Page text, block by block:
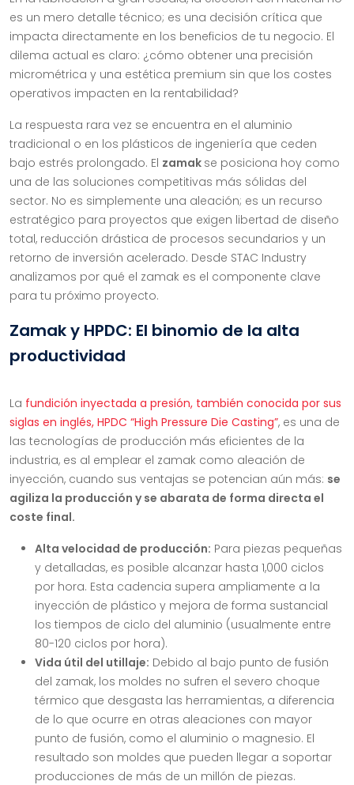
es un mero detalle técnico; es una decisión crítica que
impacta directamente en los beneficios de tu negocio. El
dilema actual es claro: ¿cómo obtener una precisión
micrométrica y una estética premium sin que los costes
operativos impacten en la rentabilidad?
La respuesta rara vez se encuentra en el aluminio
tradicional o en los plásticos de ingeniería que ceden
bajo estrés prolongado. El zamak se posiciona hoy como
una de las soluciones competitivas más sólidas del
sector. No es simplemente una aleación; es un recurso
estratégico para proyectos que exigen libertad de diseño
total, reducción drástica de procesos secundarios y un
retorno de inversión acelerado. Desde STAC Industry
analizamos por qué el zamak es el componente clave
para tu próximo proyecto.
Zamak y HPDC: El binomio de la alta
productividad
La fundición inyectada a presión, también conocida por sus
siglas en inglés, HPDC “High Pressure Die Casting”, es una de
las tecnologías de producción más eficientes de la
industria, es al emplear el zamak como aleación de
inyección, cuando sus ventajas se potencian aún más: se
agiliza la producción y se abarata de forma directa el
coste final.
Alta velocidad de producción: Para piezas pequeñas
y detalladas, es posible alcanzar hasta 1,000 ciclos
por hora. Esta cadencia supera ampliamente a la
inyección de plástico y mejora de forma sustancial
los tiempos de ciclo del aluminio (usualmente entre
80-120 ciclos por hora).
Vida útil del utillaje: Debido al bajo punto de fusión
del zamak, los moldes no sufren el severo choque
térmico que desgasta las herramientas, a diferencia
de lo que ocurre en otras aleaciones con mayor
punto de fusión, como el aluminio o magnesio. El
resultado son moldes que pueden llegar a soportar
producciones de más de un millón de piezas.